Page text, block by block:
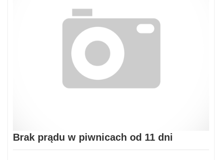
Brak prądu w piwnicach od 11 dni